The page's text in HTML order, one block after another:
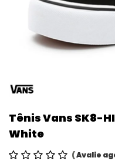
Tênis Vans SK8-
White
(Avalie